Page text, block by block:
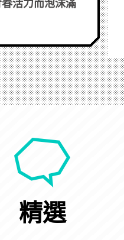
活力而泡沫滿
精選